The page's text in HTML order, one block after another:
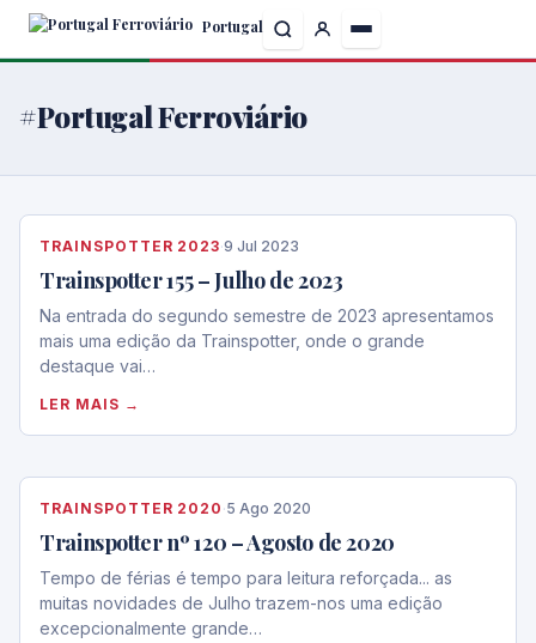
Skip
content
Portugal
#Portugal Ferroviário
TRAINSPOTTER 2023·9 Jul 2023
Trainspotter 155 – Julho de 2023
Na entrada do segundo semestre de 2023 apresentamos
mais uma edição da Trainspotter, onde o grande
destaque vai…
LER MAIS →
TRAINSPOTTER 2020 ·5 Ago 2020
Trainspotter nº 120 – Agosto de 2020
Tempo de férias é tempo para leitura reforçada... as
muitas novidades de Julho trazem-nos uma edição
excepcionalmente grande…